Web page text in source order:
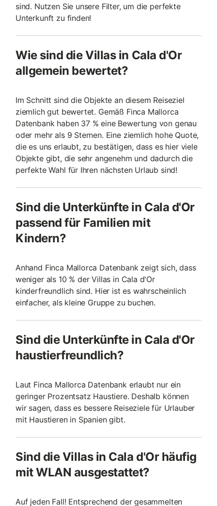
sind. Nutzen Sie unsere Filter, um die perfekte
Unterkunft zu finden!
Wie sind die Villas in Cala d'Or
allgemein bewertet?
Im Schnitt sind die Objekte an diesem Reiseziel
ziemlich gut bewertet. Gemäß Finca Mallorca
Datenbank haben 37 % eine Bewertung von genau
oder mehr als 9 Sternen. Eine ziemlich hohe Quote,
die es uns erlaubt, zu bestätigen, dass es hier viele
Objekte gibt, die sehr angenehm und dadurch die
perfekte Wahl für Ihren nächsten Urlaub sind!
Sind die Unterkünfte in Cala d'Or
passend für Familien mit
Kindern?
Anhand Finca Mallorca Datenbank zeigt sich, dass
weniger als 10 % der Villas in Cala d'Or
kinderfreundlich sind. Hier ist es wahrscheinlich
einfacher, als kleine Gruppe zu buchen.
Sind die Unterkünfte in Cala d'Or
haustierfreundlich?
Laut Finca Mallorca Datenbank erlaubt nur ein
geringer Prozentsatz Haustiere. Deshalb können
wir sagen, dass es bessere Reiseziele für Urlauber
mit Haustieren in Spanien gibt.
Sind die Villas in Cala d'Or häufig
mit WLAN ausgestattet?
Auf jeden Fall! Entsprechend der gesammelten